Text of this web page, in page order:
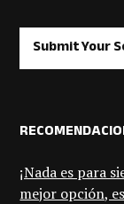
Submit Your
¡Nada es para
mejor opción,